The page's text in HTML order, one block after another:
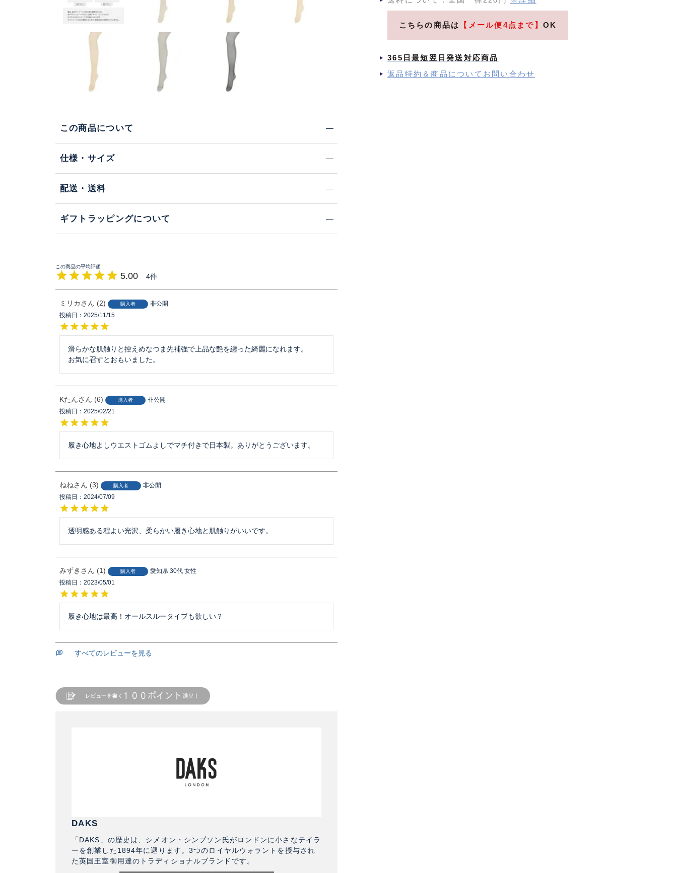
この商品について
仕様・サイズ
配送・送料
ギフトラッピングについて
5.00 4
ミリカ 2 購入者
非公開
投稿日
2025/11/15
滑らかな肌触りと控えめなつま先補強で上品な艶を纏った綺麗になれます。
お気に召すとおもいました。
Kたん 6 購入者
非公開
投稿日
2025/02/21
履き心地よしウエストゴムよしでマチ付きで日本製。ありがとうございます。
ねね 3 購入者
非公開
投稿日
2024/07/09
透明感ある程よい光沢、柔らかい履き心地と肌触りがいいです。
みずき 1 購入者 愛知県 30代 女性
投稿日
2023/05/01
すべてのレビューを見る
DAKS
「DAKS」の歴史は、シメオン・シンプソン氏がロンドンに小さなテイラ
ーを創業した1894年に遡ります。3つのロイヤルウォラントを授与され
た英国王室御用達のトラディショナルブランドです。
こちらの商品は 【メール便4点まで】 OK
365日最短翌日発送対応商品
返品特約＆商品についてお問い合わせ